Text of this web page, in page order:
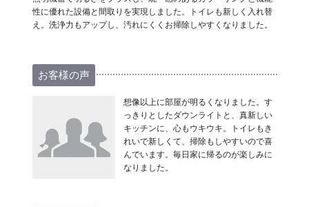
性に優れた設備と間取りを実現しました。トイレも新しく入れ替
え。洗浄力もアップし、汚れにくくお掃除しやすくなりました。
お客様の声
想像以上に部屋が明るくなりました。す
っきりとしたダウンライトと、真新しい
キッチンに、心もウキウキ。トイレもき
れいで新しくて、掃除もしやすいので喜
んでいます。毎日家に帰るのが楽しみに
なりました。